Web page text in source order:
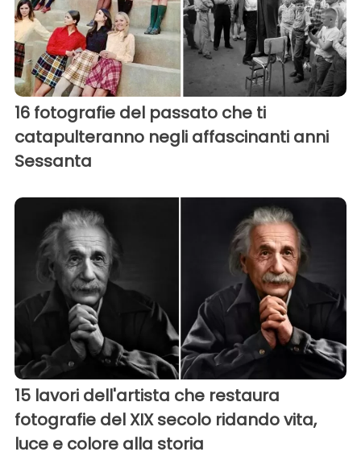
16 fotografie del passato che ti
catapulteranno negli affascinanti anni
Sessanta
15 lavori dell'artista che restaura
fotografie del XIX secolo ridando vita,
luce e colore alla storia